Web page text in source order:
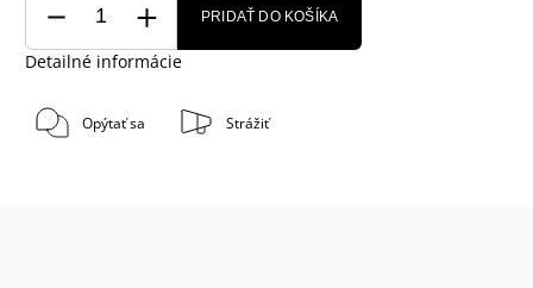
PRIDAŤ DO KOŠÍKA
Detailné informácie
Opýtať sa Strážiť